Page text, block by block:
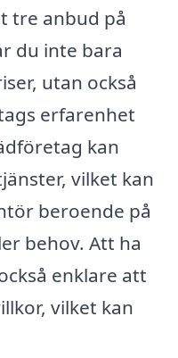
tre anbud på
du inte bara
utan också
erfarenhet
kan
vilket kan
beroende på
behov. Att ha
enklare att
vilket kan